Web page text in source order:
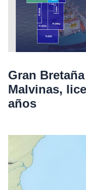
Gran
Malvinas,
años